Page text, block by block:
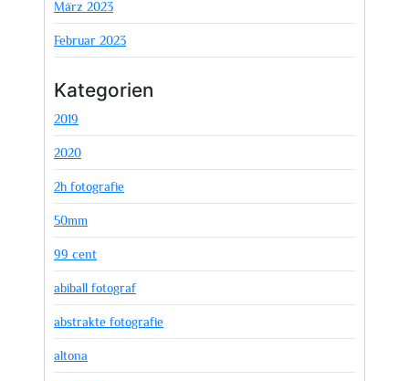
März 2023
Februar 2023
Kategorien
2019
2020
2h fotografie
50mm
99 cent
abiball fotograf
abstrakte fotografie
altona